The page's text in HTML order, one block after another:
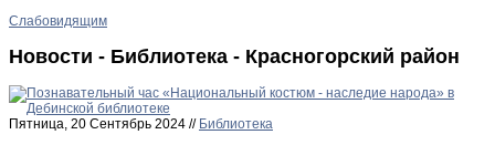
Слабовидящим
Новости - Библиотека - Красногорский район
Пятница, 20 Сентябрь 2024 // Библиотека